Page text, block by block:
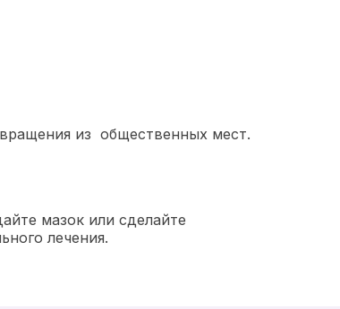
из общественных мест.
мазок или сделайте
лечения.